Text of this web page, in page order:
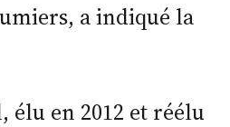
a indiqué la
élu en 2012 et réélu